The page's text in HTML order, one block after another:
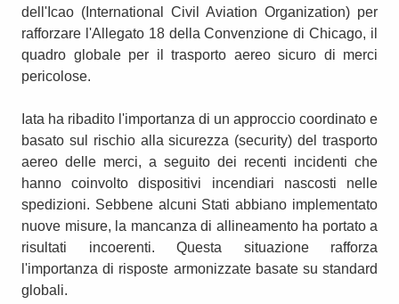
dell'Icao (International Civil Aviation Organization) per
rafforzare l'Allegato 18 della Convenzione di Chicago, il
quadro globale per il trasporto aereo sicuro di merci
pericolose.
Iata ha ribadito l'importanza di un approccio coordinato e
basato sul rischio alla sicurezza (security) del trasporto
aereo delle merci, a seguito dei recenti incidenti che
hanno coinvolto dispositivi incendiari nascosti nelle
spedizioni. Sebbene alcuni Stati abbiano implementato
nuove misure, la mancanza di allineamento ha portato a
risultati incoerenti. Questa situazione rafforza
l'importanza di risposte armonizzate basate su standard
globali.